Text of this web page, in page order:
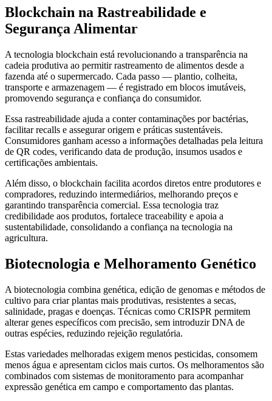
Blockchain na Rastreabilidade e
Segurança Alimentar
A tecnologia blockchain está revolucionando a transparência na
cadeia produtiva ao permitir rastreamento de alimentos desde a
fazenda até o supermercado. Cada passo — plantio, colheita,
transporte e armazenagem — é registrado em blocos imutáveis,
promovendo segurança e confiança do consumidor.
Essa rastreabilidade ajuda a conter contaminações por bactérias,
facilitar recalls e assegurar origem e práticas sustentáveis.
Consumidores ganham acesso a informações detalhadas pela leitura
de QR codes, verificando data de produção, insumos usados e
certificações ambientais.
Além disso, o blockchain facilita acordos diretos entre produtores e
compradores, reduzindo intermediários, melhorando preços e
garantindo transparência comercial. Essa tecnologia traz
credibilidade aos produtos, fortalece traceability e apoia a
sustentabilidade, consolidando a confiança na tecnologia na
agricultura.
Biotecnologia e Melhoramento Genético
A biotecnologia combina genética, edição de genomas e métodos de
cultivo para criar plantas mais produtivas, resistentes a secas,
salinidade, pragas e doenças. Técnicas como CRISPR permitem
alterar genes específicos com precisão, sem introduzir DNA de
outras espécies, reduzindo rejeição regulatória.
Estas variedades melhoradas exigem menos pesticidas, consomem
menos água e apresentam ciclos mais curtos. Os melhoramentos são
combinados com sistemas de monitoramento para acompanhar
expressão genética em campo e comportamento das plantas.